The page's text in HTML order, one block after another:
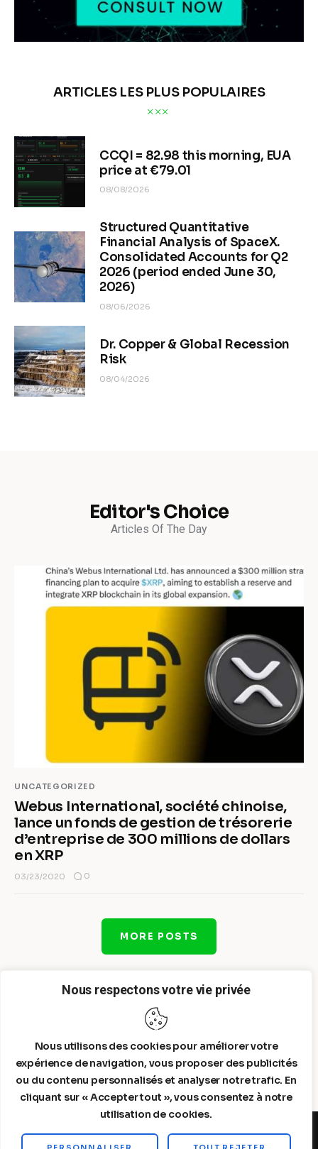
Nous respectons votre vie privée
Nous utilisons des cookies pour améliorer votre
expérience de navigation, vous proposer des publicités
ou du contenu personnalisés et analyser notre trafic. En
cliquant sur « Accepter tout », vous consentez à notre
utilisation de cookies.
ARTICLES LES PLUS POPULAIRES
CCQI = 82.98 this morning, EUA
price at €79.01
08/08/2026
Structured Quantitative
Financial Analysis of SpaceX.
Consolidated Accounts for Q2
2026 (period ended June 30,
2026)
08/06/2026
Dr. Copper & Global Recession
Risk
08/04/2026
Editor's Choice
Articles Of The Day
UNCATEGORIZED
Webus International, société chinoise,
lance un fonds de gestion de trésorerie
d’entreprise de 300 millions de dollars
en XRP
03/23/2020 0
MORE POSTS